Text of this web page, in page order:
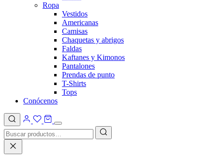
Ropa
Vestidos
Americanas
Camisas
Chaquetas y abrigos
Faldas
Kaftanes y Kimonos
Pantalones
Prendas de punto
T-Shirts
Tops
Conócenos